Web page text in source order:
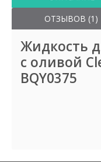
ОТЗЫВОВ (1)
Жидкость
с оливой
BQY0375